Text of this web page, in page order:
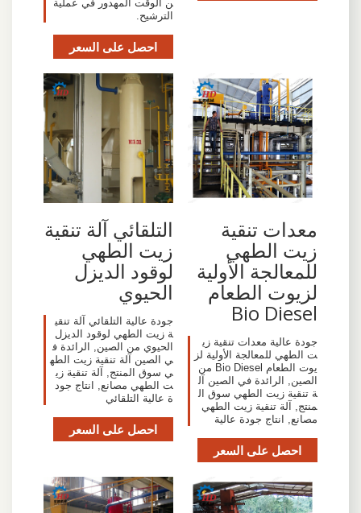
ن الوقت المهدور في عملية
الترشيح.
احصل على السعر
معدات تنقية
زيت الطهي
للمعالجة الأولية
لزيوت الطعام
Bio Diesel
جودة عالية معدات تنقية زي
ت الطهي للمعالجة الأولية لز
يوت الطعام Bio Diesel من
الصين, الرائدة في الصين آل
ة تنقية زيت الطهي سوق ال
منتج, آلة تنقية زيت الطهي
مصانع, انتاج جودة عالية
احصل على السعر
التلقائي آلة تنقية
زيت الطهي
لوقود الديزل
الحيوي
جودة عالية التلقائي آلة تنقي
ة زيت الطهي لوقود الديزل
الحيوي من الصين, الرائدة ف
ي الصين آلة تنقية زيت الطه
ي سوق المنتج, آلة تنقية زي
ت الطهي مصانع, انتاج جود
ة عالية التلقائي
احصل على السعر